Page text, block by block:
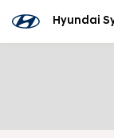
Hyundai